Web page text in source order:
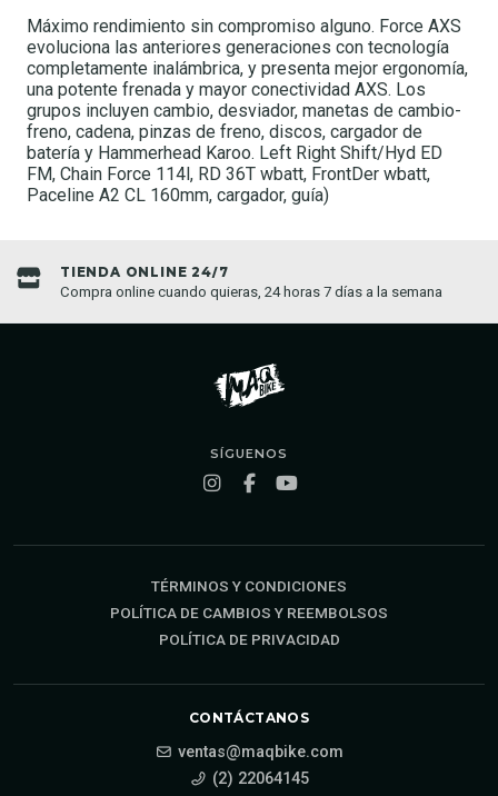
Máximo rendimiento sin compromiso alguno. Force AXS
evoluciona las anteriores generaciones con tecnología
completamente inalámbrica, y presenta mejor ergonomía,
una potente frenada y mayor conectividad AXS. Los
grupos incluyen cambio, desviador, manetas de cambio-
freno, cadena, pinzas de freno, discos, cargador de
batería y Hammerhead Karoo. Left Right Shift/Hyd ED
FM, Chain Force 114l, RD 36T wbatt, FrontDer wbatt,
Paceline A2 CL 160mm, cargador, guía)
TIENDA ONLINE 24/7
Compra online cuando quieras, 24 horas 7 días a la semana
SÍGUENOS
TÉRMINOS Y CONDICIONES
POLÍTICA DE CAMBIOS Y REEMBOLSOS
POLÍTICA DE PRIVACIDAD
CONTÁCTANOS
ventas@maqbike.com
(2) 22064145